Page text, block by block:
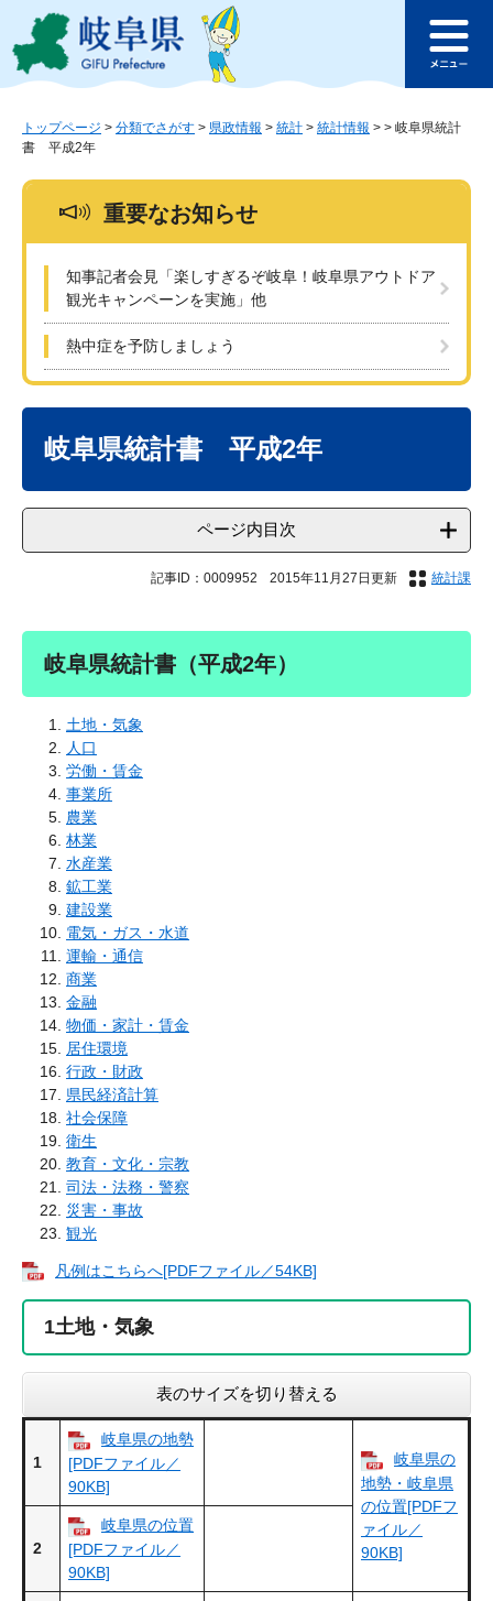
ジ
ュ
このページの本文へ
ュ
トップページ > 分類でさがす > 県政情報 > 統計 > 統計情報 > > 岐阜県統計
書 平成2年
重要なお知らせ
知事記者会見「楽しすぎるぞ岐阜！岐阜県アウトドア
観光キャンペーンを実施」他
熱中症を予防しましょう
岐阜県統計書 平成2年
ページ内目次
記事ID：0009952 2015年11月27日更新 統計課
岐阜県統計書（平成2年）
土地・気象
人口
労働・賃金
事業所
農業
林業
水産業
鉱工業
建設業
電気・ガス・水道
運輸・通信
商業
金融
物価・家計・賃金
居住環境
行政・財政
県民経済計算
社会保障
衛生
教育・文化・宗教
司法・法務・警察
災害・事故
観光
凡例はこちらへ[PDFファイル／54KB]
1土地・気象
表のサイズを切り替える
1
岐阜県の地勢
[PDFファイル／
90KB]
岐阜県の
地勢・岐阜県
の位置[PDFフ
ァイル／
90KB]
2
岐阜県の位置
[PDFファイル／
90KB]